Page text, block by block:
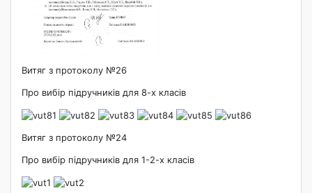
Витяг з протоколу №26
Про вибір підручників для 8-х класів
Витяг з протоколу №24
Про вибір підручників для 1-2-х класів